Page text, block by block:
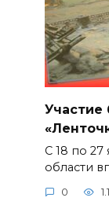
Участие
С 18 по
области
0